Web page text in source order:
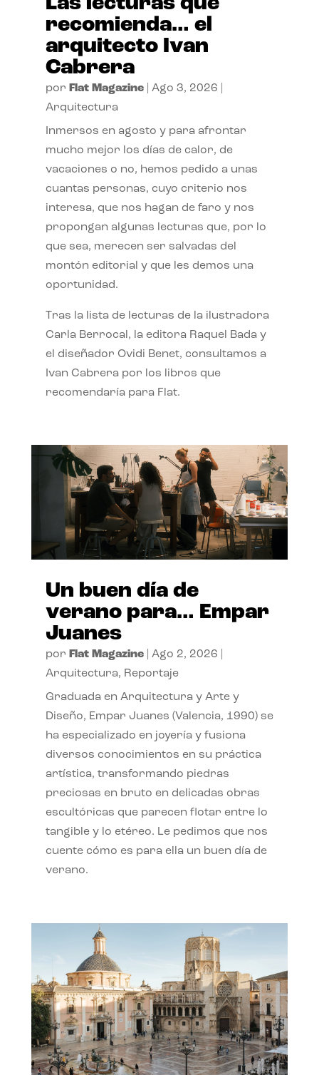
recomienda… el
arquitecto Ivan
Cabrera
por Flat Magazine| Ago 3, 2026
Arquitectura
Inmersos en agosto y para afrontar
mucho mejor los días de calor, de
vacaciones o no, hemos pedido a unas
cuantas personas, cuyo criterio nos
interesa, que nos hagan de faro y nos
propongan algunas lecturas que, por lo
que sea, merecen ser salvadas del
montón editorial y que les demos una
oportunidad.
Tras la lista de lecturas de la ilustradora
Carla Berrocal, la editora Raquel Bada y
el diseñador Ovidi Benet, consultamos a
Ivan Cabrera por los libros que
recomendaría para Flat.
Un buen día de
verano para… Empar
Juanes
por Flat Magazine| Ago 2, 2026
Arquitectura, Reportaje
Graduada en Arquitectura y Arte y
Diseño, Empar Juanes (Valencia, 1990) se
ha especializado en joyería y fusiona
diversos conocimientos en su práctica
artística, transformando piedras
preciosas en bruto en delicadas obras
escultóricas que parecen flotar entre lo
tangible y lo etéreo. Le pedimos que nos
cuente cómo es para ella un buen día de
verano.